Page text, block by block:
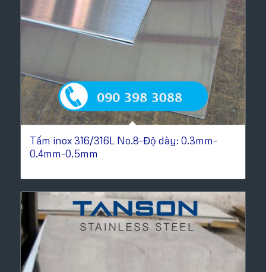
Tấm inox 316/316L No.8-Độ dày: 0.3mm-
0.4mm-0.5mm